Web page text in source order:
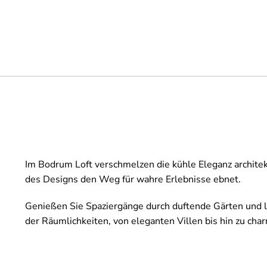
Im Bodrum Loft verschmelzen die kühle Eleganz
des Designs den Weg für wahre Erlebnisse ebnet.
Genießen Sie Spaziergänge durch duftende Gärten
der Räumlichkeiten, von eleganten Villen bis hin zu